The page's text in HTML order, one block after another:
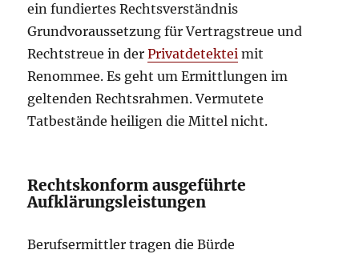
ein fundiertes Rechtsverständnis
Grundvoraussetzung für Vertragstreue und
Rechtstreue in derPrivatdetektei mit
Renommee. Es geht um Ermittlungen im
geltenden Rechtsrahmen. Vermutete
Tatbestände heiligen die Mittel nicht.
Rechtskonform ausgeführte
Aufklärungsleistungen
Berufsermittler tragen die Bürde